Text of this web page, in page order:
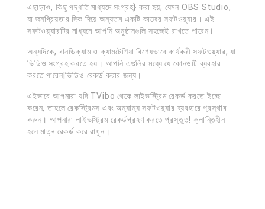
এছাড়াও, কিছু পদ্ধতি মাধ্যমে সংগ্রহ} করা হয়; যেমন OBS Studio,
যা জনপ্রিয়তার দিক দিয়ে অন্যতম একটি কাজের সফটওয়্যার। এই
সফটওয়্যারটির মাধ্যমে আপনি অনুষ্ঠানগুলি সহজেই রাখতে পারেন।
অন্যদিকে, বানডিক্যাম ও ক্যামটেশিয়া বিশেষভাবে কার্যকরী সফটওয়্যার, যা
ভিডিও সংগ্রহ করতে হয়। আপনি এগুলির মধ্যে যে কোনওটি ব্যবহার
করতে পারেন|ভিডিও রেকর্ড করার জন্য।
এইভাবে আপনারা যদি TVibo থেকে লাইভস্ট্রিম রেকর্ড করতে ইচ্ছে
করেন, তাহলে রেকস্ট্রিমস এবং অন্যান্য সফটওয়্যার ব্যবহারে প্রস্থাব
করুন। আপনারা লাইভস্ট্রিম রেকর্ডগ্রহণ করতে প্রস্তুত! ক্লান্তিহীন
হলে মাত্ৰ রেকর্ড করে রাখুন।